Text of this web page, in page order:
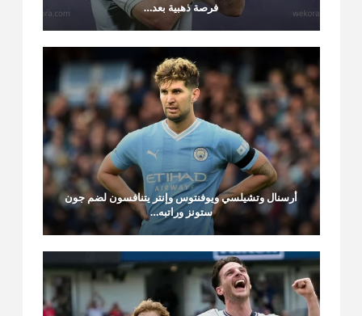
فرصة ذهبية بعد…
أرسنال وتشيلسي ويوفنتوس وإنتر يتنافسون لضم جون
ستونز وراتبه…